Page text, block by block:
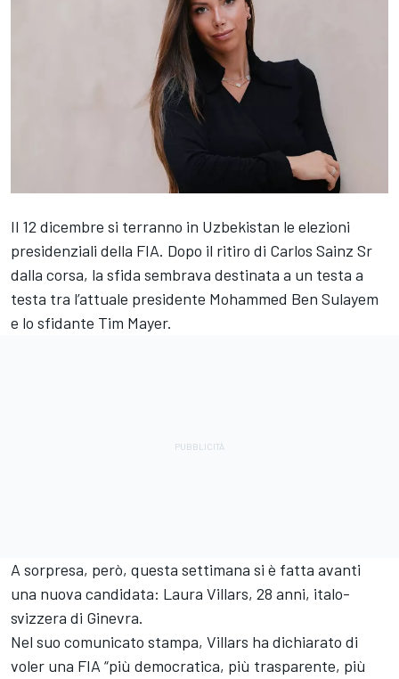
Il 12 dicembre si terranno in Uzbekistan le elezioni
presidenziali della FIA. Dopo il ritiro di Carlos Sainz Sr
dalla corsa, la sfida sembrava destinata a un testa a
testa tra l’attuale presidente Mohammed Ben Sulayem
e lo sfidante Tim Mayer.
A sorpresa, però, questa settimana si è fatta avanti
una nuova candidata: Laura Villars, 28 anni, italo-
svizzera di Ginevra.
Nel suo comunicato stampa, Villars ha dichiarato di
voler una FIA “più democratica, più trasparente, più